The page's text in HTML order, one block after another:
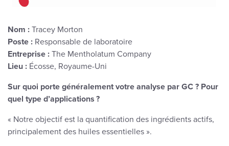
Nom : Tracey Morton
Poste : Responsable de laboratoire
Entreprise : The Mentholatum Company
Lieu : Écosse, Royaume-Uni
Sur quoi porte généralement votre analyse par GC ? Pour
quel type d’applications ?
« Notre objectif est la quantification des ingrédients actifs,
principalement des huiles essentielles ».